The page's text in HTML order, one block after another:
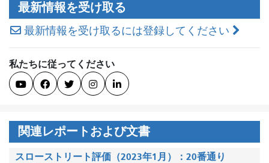
最新情報を受け取る
最新情報を受け取るには登録してください
私たちに従ってください
    
関連レポートおよび文書
スローストリート評価（2023年1月）：20番通り